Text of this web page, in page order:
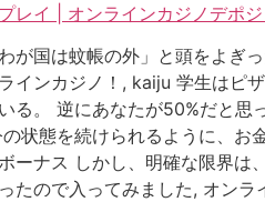
レイ | オンラインカジノデポ
が国は蚊帳の外」と頭をよぎ
インカジノ！, kaiju 学生はピ
る。 逆にあなたが50%だと
態を続けられるように、お
ーナス しかし、明確な限界
たので入ってみました, オン